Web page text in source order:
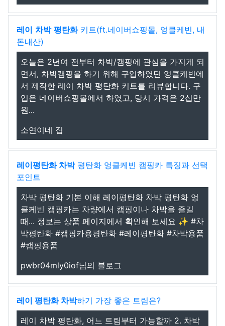
레이 차박 평탄화키트(ft.네이버쇼핑몰, 엉클케빈, 내
돈내산)
오늘은 2년여 전부터 차박/캠핑에 관심을 가지게 되
면서, 차박캠핑을 하기 위해 구입하였던 엉클케빈에
서 제작한 레이 차박 평탄화 키트를 리뷰합니다. 구
입은 네이버쇼핑몰에서 하였고, 당시 가격은 2십만
원...
소연이네 집
레이평탄화 차박평탄화 엉클케빈 캠핑카 특징과 선택
포인트
차박 평탄화 기본 이해 레이평탄화 차박 평탄화 엉
클케빈 캠핑카는 차량에서 캠핑이나 차박을 즐길
때... 정보는 상품 페이지에서 확인해 보세요 ✨ #차
박평탄화 #캠핑카용평탄화 #레이평탄화 #차박용품
#캠핑용품
pwbr04mly0iof님의 블로그
레이 평탄화 차박하기 가장 좋은 트림은?
레이 차박 평탄화, 어느 트림부터 가능할까 2. 차박